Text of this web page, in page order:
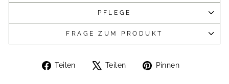
PFLEGE
FRAGE ZUM PRODUKT
Teilen
Auf
Teilen
Auf
Pinnen